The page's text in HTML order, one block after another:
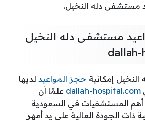
دله النخيل.
مستشفى دله النخيل
إمكانية حجز المواعيد لديها
dallah-hospital.com علمًا أن
المستشفيات في السعودية
ذات الجودة العالية على يد أمهر